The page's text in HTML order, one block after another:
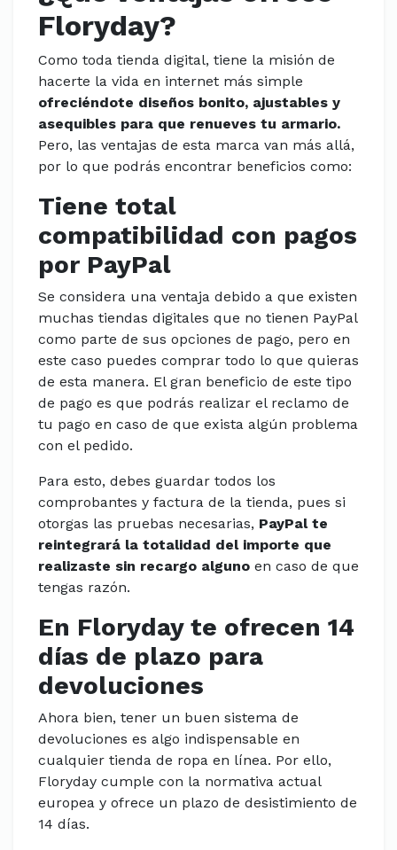
Floryday?
Como toda tienda digital, tiene la misión de
hacerte la vida en internet más simple
ofreciéndote diseños bonito, ajustables y
asequibles para que renueves tu armario.
Pero, las ventajas de esta marca van más allá,
por lo que podrás encontrar beneficios como:
Tiene total
compatibilidad con pagos
por PayPal
Se considera una ventaja debido a que existen
muchas tiendas digitales que no tienen PayPal
como parte de sus opciones de pago, pero en
este caso puedes comprar todo lo que quieras
de esta manera. El gran beneficio de este tipo
de pago es que podrás realizar el reclamo de
tu pago en caso de que exista algún problema
con el pedido.
Para esto, debes guardar todos los
comprobantes y factura de la tienda, pues si
otorgas las pruebas necesarias, PayPal te
reintegrará la totalidad del importe que
realizaste sin recargo alguno en caso de que
tengas razón.
En Floryday te ofrecen 14
días de plazo para
devoluciones
Ahora bien, tener un buen sistema de
devoluciones es algo indispensable en
cualquier tienda de ropa en línea. Por ello,
Floryday cumple con la normativa actual
europea y ofrece un plazo de desistimiento de
14 días.